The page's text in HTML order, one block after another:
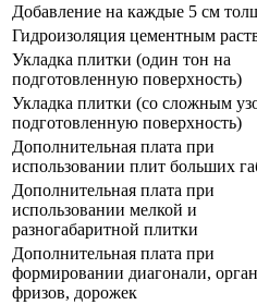
Добавление на каждые 5 см
Гидроизоляция цементным
Укладка плитки (один тон на
подготовленную поверхность)
Укладка плитки (со сложным
подготовленную поверхность)
Дополнительная плата при
использовании плит больших
Дополнительная плата при
использовании мелкой и
разногабаритной плитки
Дополнительная плата при
формировании диагонали,
фризов, дорожек